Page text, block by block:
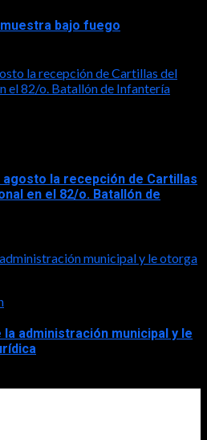
bajo fuego
la recepción de Cartillas del
el 82/o. Batallón de Infantería
agosto la recepción de Cartillas
en el 82/o. Batallón de
municipal y le otorga
administración municipal y le